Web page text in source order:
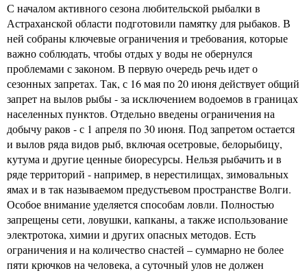
С началом активного сезона любительской рыбалки в
Астраханской области подготовили памятку для рыбаков. В
ней собраны ключевые ограничения и требования, которые
важно соблюдать, чтобы отдых у воды не обернулся
проблемами с законом. В первую очередь речь идет о
сезонных запретах. Так, с 16 мая по 20 июня действует общий
запрет на вылов рыбы - за исключением водоемов в границах
населенных пунктов. Отдельно введены ограничения на
добычу раков - с 1 апреля по 30 июня. Под запретом остается
и вылов ряда видов рыб, включая осетровые, белорыбицу,
кутума и другие ценные биоресурсы. Нельзя рыбачить и в
ряде территорий - например, в нерестилищах, зимовальных
ямах и в так называемом предустьевом пространстве Волги.
Особое внимание уделяется способам ловли. Полностью
запрещены сети, ловушки, капканы, а также использование
электротока, химии и других опасных методов. Есть
ограничения и на количество снастей – суммарно не более
пяти крючков на человека, а суточный улов не должен